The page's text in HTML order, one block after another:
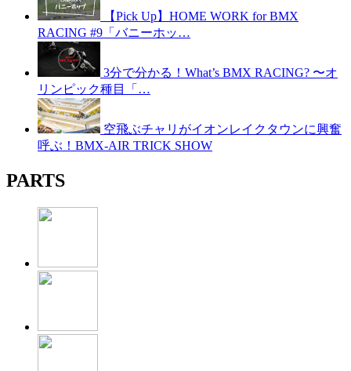
【Pick Up】HOME WORK for BMX
RACING #9「バニーホッ…
3分で分かる！What’s BMX RACING? 〜オ
リンピック種目「…
空飛ぶチャリがイオンレイクタウンに興奮
呼ぶ！BMX-AIR TRICK SHOW
PARTS